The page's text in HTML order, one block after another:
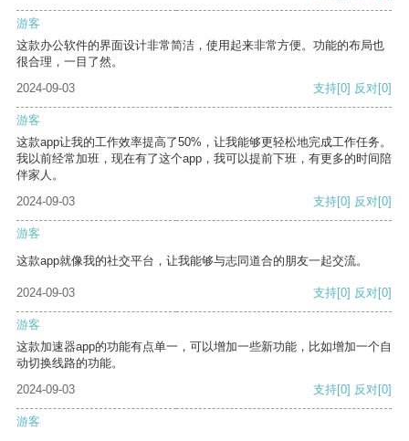
游客
这款办公软件的界面设计非常简洁，使用起来非常方便。功能的布局也
很合理，一目了然。
2024-09-03
支持[0] 反对[0]
游客
这款app让我的工作效率提高了50%，让我能够更轻松地完成工作任务。
我以前经常加班，现在有了这个app，我可以提前下班，有更多的时间陪
伴家人。
2024-09-03
支持[0] 反对[0]
游客
这款app就像我的社交平台，让我能够与志同道合的朋友一起交流。
2024-09-03 支持[0] 反对[0]
游客
这款加速器app的功能有点单一，可以增加一些新功能，比如增加一个自
动切换线路的功能。
2024-09-03
支持[0] 反对[0]
游客